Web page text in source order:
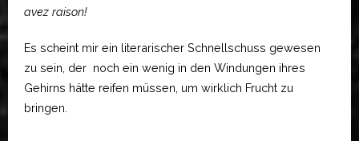
avez raison!
Es scheint mir ein literarischer Schnellschuss gewesen
zu sein, der noch ein wenig in den Windungen ihres
Gehirns hätte reifen müssen, um wirklich Frucht zu
bringen.